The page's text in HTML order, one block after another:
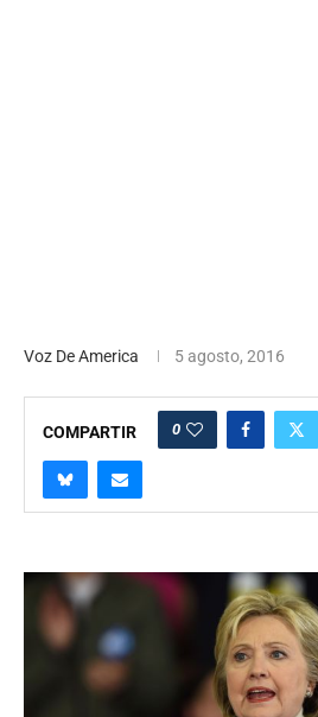
Voz De America 5 agosto, 2016
COMPARTIR 0